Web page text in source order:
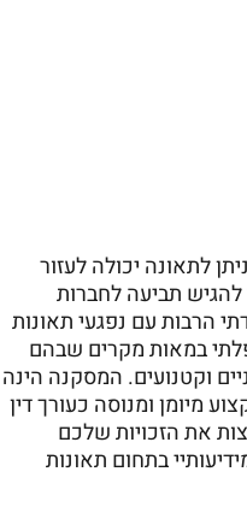
לתאונה יכולה לעזור
תביעה לחברות
הרבות עם נפגעי תאונות
במאות מקרים שבהם
וקטנועים. המסקנה הינה
מיומן ומנוסה כעורך דין
את הזכויות שלכם
בתחום תאונות